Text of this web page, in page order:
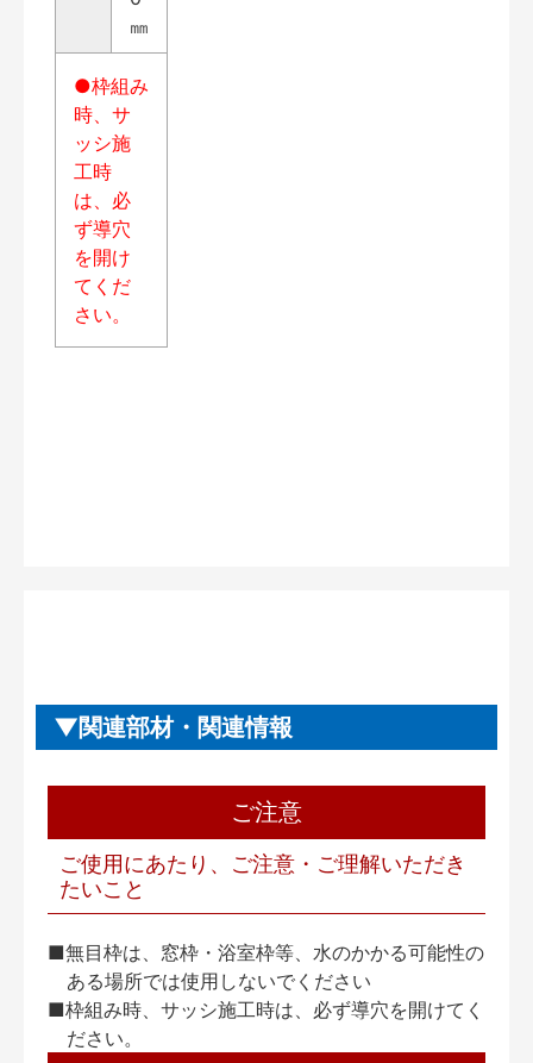
㎜
●枠組み
時、サ
ッシ施
工時
は、必
ず導穴
を開け
てくだ
さい。
関連部材・関連情報
ご注意
ご使用にあたり、ご注意・ご理解いただき
たいこと
■無目枠は、窓枠・浴室枠等、水のかかる可能性の
ある場所では使用しないでください
■枠組み時、サッシ施工時は、必ず導穴を開けてく
ださい。